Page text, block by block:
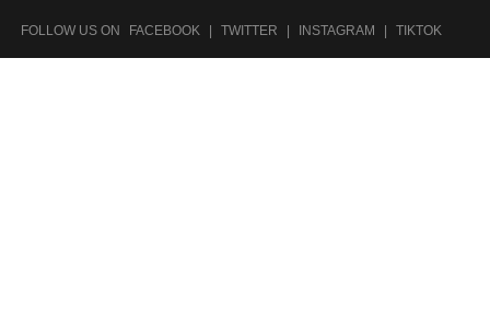
FOLLOW US ON FACEBOOK | TWITTER | INSTAGRAM | TIKTOK